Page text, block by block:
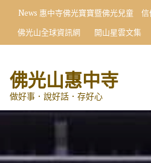
content
News 惠中寺佛光寶寶暨佛光兒童 信
佛光山全球資訊網
開山星雲文集
佛光山惠中寺
做好事．說好話．存好心